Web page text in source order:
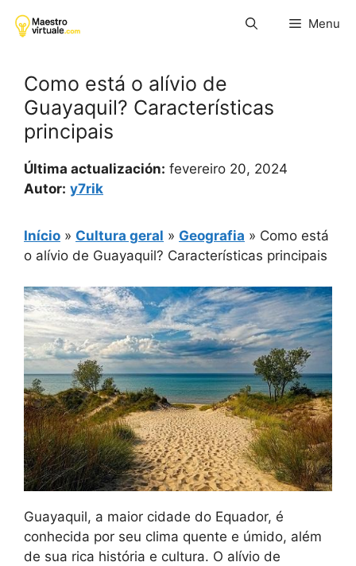
para
Menu
Como está o alívio de
Guayaquil? Características
principais
Última actualización: fevereiro 20, 2024
Autor: y7rik
Início » Cultura geral » Geografia » Como está
o alívio de Guayaquil? Características principais
Guayaquil, a maior cidade do Equador, é
conhecida por seu clima quente e úmido, além
de sua rica história e cultura. O alívio de